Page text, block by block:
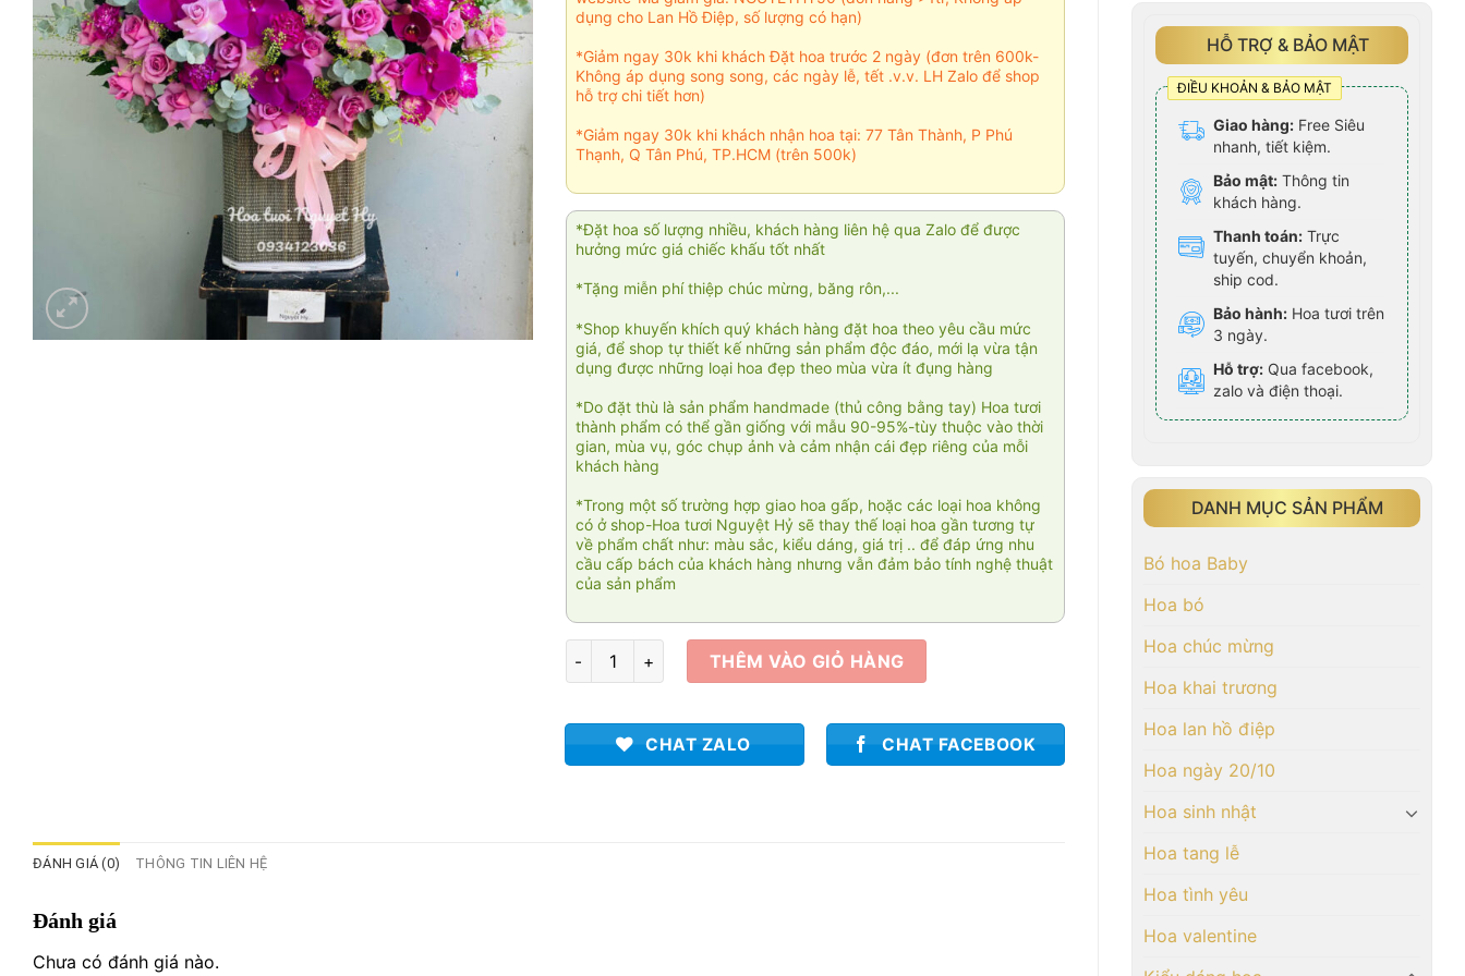
HỖ TRỢ & BẢO MẬT
ĐIỀU KHOẢN & BẢO MẬT
Giao hàng: Free Siêu
nhanh, tiết kiệm.
Bảo mật: Thông tin
khách hàng.
Thanh toán: Trực
tuyến, chuyển khoản,
ship cod.
Bảo hành: Hoa tươi trên
3 ngày.
Hỗ trợ: Qua facebook,
zalo và điện thoại.
DANH MỤC SẢN PHẨM
Bó hoa Baby
Hoa bó
Hoa chúc mừng
Hoa khai trương
Hoa lan hồ điệp
Hoa ngày 20/10
Hoa sinh nhật
Hoa tang lễ
Hoa tình yêu
Hoa valentine
dụng cho Lan Hồ Điệp, số lượng có hạn)
*Giảm ngay 30k khi khách Đặt hoa trước 2 ngày (đơn trên 600k-
Không áp dụng song song, các ngày lễ, tết .v.v. LH Zalo để shop
hỗ trợ chi tiết hơn)
*Giảm ngay 30k khi khách nhận hoa tại: 77 Tân Thành, P Phú
Thạnh, Q Tân Phú, TP.HCM (trên 500k)
*Đặt hoa số lượng nhiều, khách hàng liên hệ qua Zalo để được
hưởng mức giá chiếc khấu tốt nhất
*Tặng miễn phí thiệp chúc mừng, băng rôn,...
*Shop khuyến khích quý khách hàng đặt hoa theo yêu cầu mức
giá, để shop tự thiết kế những sản phẩm độc đáo, mới lạ vừa tận
dụng được những loại hoa đẹp theo mùa vừa ít đụng hàng
*Do đặt thù là sản phẩm handmade (thủ công bằng tay) Hoa tươi
thành phẩm có thể gần giống với mẫu 90-95%-tùy thuộc vào thời
gian, mùa vụ, góc chụp ảnh và cảm nhận cái đẹp riêng của mỗi
khách hàng
*Trong một số trường hợp giao hoa gấp, hoặc các loại hoa không
có ở shop-Hoa tươi Nguyệt Hỷ sẽ thay thế loại hoa gần tương tự
về phẩm chất như: màu sắc, kiểu dáng, giá trị .. để đáp ứng nhu
cầu cấp bách của khách hàng nhưng vẫn đảm bảo tính nghệ thuật
của sản phẩm
Tím 02 số lượng THÊM VÀO GIỎ HÀNG
CHAT ZALO CHAT FACEBOOK
ĐÁNH GIÁ (0) THÔNG TIN LIÊN HỆ
Đánh giá
Chưa có đánh giá nào.